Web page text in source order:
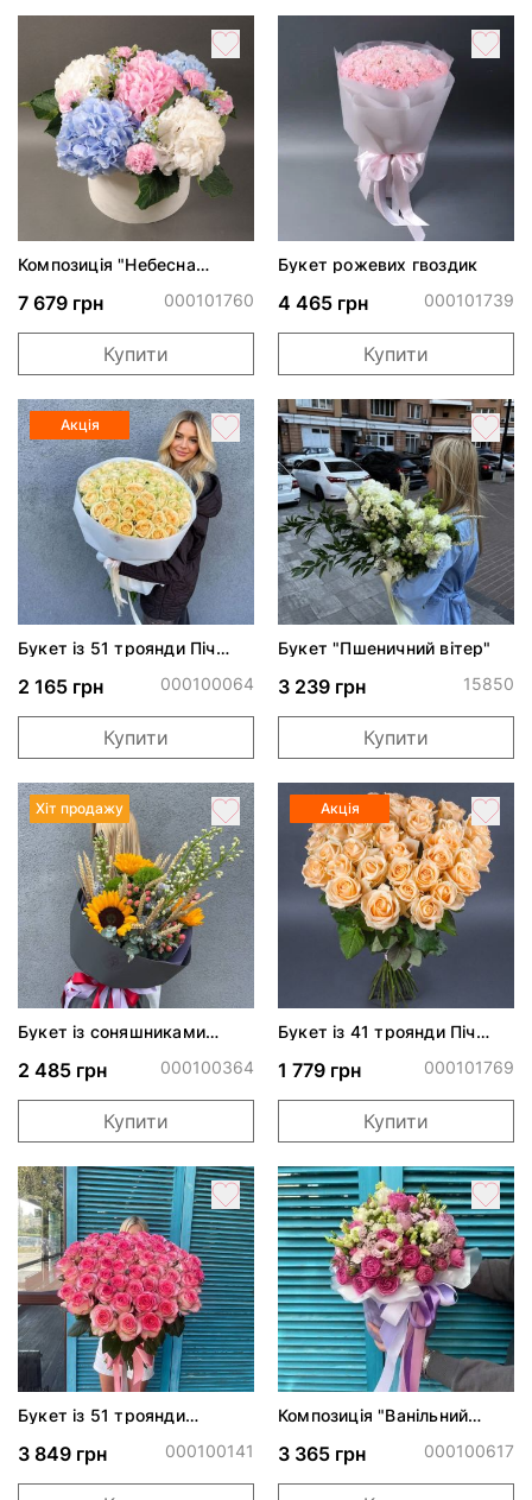
Композиція "Небесна
7 679 грн 000101760
Купити
Букет рожевих гвоздик
4 465 грн 000101739
Купити
Акція
Букет із 51 троянди Піч
2 165 грн 000100064
Купити
Букет "Пшеничний вітер"
3 239 грн 15850
Купити
Хіт продажу
Букет із соняшниками
2 485 грн 000100364
Купити
Акція
Букет із 41 троянди Піч
1 779 грн 000101769
Купити
Букет із 51 троянди
3 849 грн 000100141
Композиція "Ванільний
3 365 грн 000100617